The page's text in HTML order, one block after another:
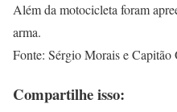
Além da motocicleta foram
arma.
Fonte: Sérgio Morais e Capitão
Compartilhe isso: